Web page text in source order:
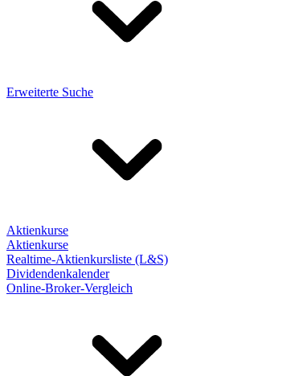
Erweiterte Suche
Aktienkurse
Aktienkurse
Realtime-Aktienkursliste (L&S)
Dividendenkalender
Online-Broker-Vergleich